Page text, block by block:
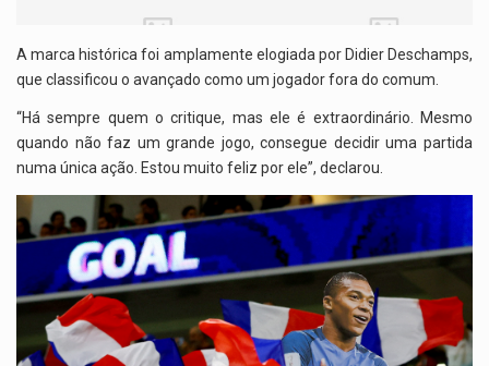
A marca histórica foi amplamente elogiada por Didier Deschamps,
que classificou o avançado como um jogador fora do comum.
“Há sempre quem o critique, mas ele é extraordinário. Mesmo
quando não faz um grande jogo, consegue decidir uma partida
numa única ação. Estou muito feliz por ele”, declarou.